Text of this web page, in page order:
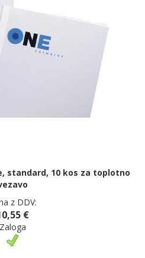
standard, 10 kos za toplotno
z DDV:
€
Zaloga